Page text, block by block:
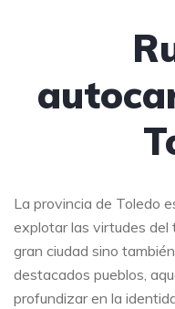
La provincia de Toledo
explotar las virtudes del
gran ciudad sino
destacados pueblos,
profundizar en la